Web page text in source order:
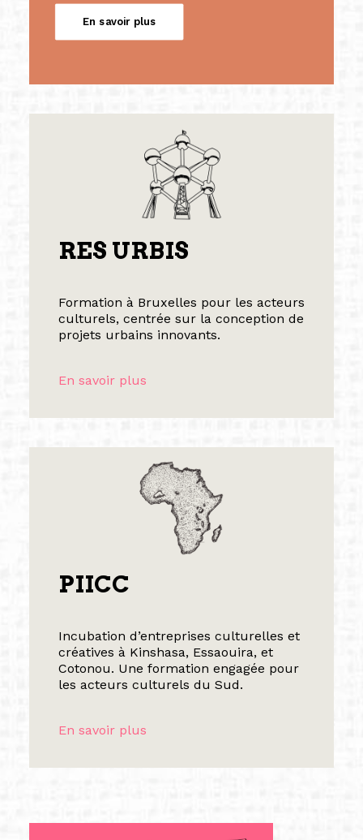
En savoir plus
RES URBIS
Formation à Bruxelles pour les acteurs
culturels, centrée sur la conception de
projets urbains innovants.
En savoir plus
PIICC
Incubation d’entreprises culturelles et
créatives à Kinshasa, Essaouira, et
Cotonou. Une formation engagée pour
les acteurs culturels du Sud.
En savoir plus